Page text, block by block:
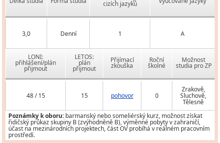
cizích jazyků
3,0 Denní 1 A
LONI:
přihlášení/plán
přijmout
LETOS:
plán
přijmout
Přijímací
zkouška
Roční
školné
Možnost
studia pro ZP
48 / 15 15 pohovor 0
Zrakově,
Sluchově,
Tělesně
Poznámky k oboru: barmanský nebo someliérský kurz, možnost získat
řidičský průkaz skupiny B (zvýhodněně B), výměnné pobyty v zahraničí,
účast na mezinárodních projektech, část OV probíhá v reálném pracovním
prostředí.